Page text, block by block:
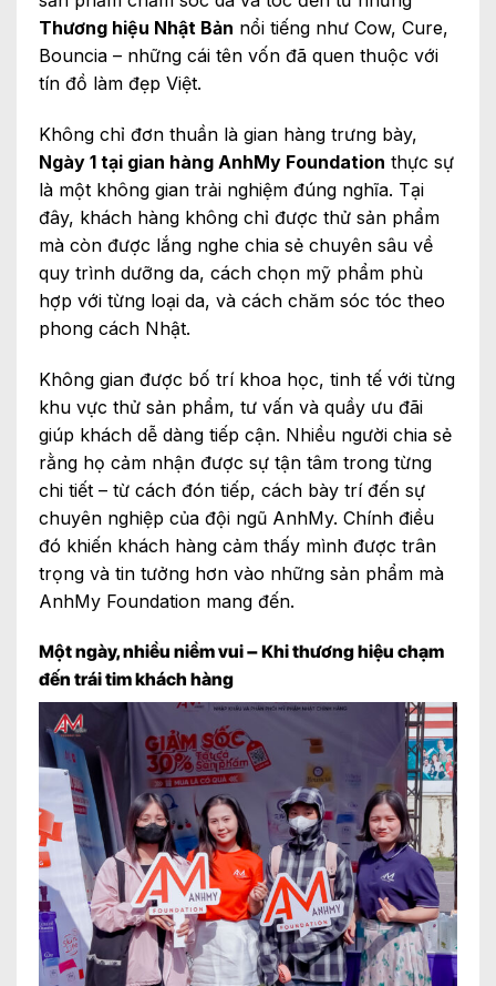
Thương hiệu Nhật Bản nổi tiếng như Cow, Cure,
Bouncia – những cái tên vốn đã quen thuộc với
tín đồ làm đẹp Việt.
Không chỉ đơn thuần là gian hàng trưng bày,
Ngày 1 tại gian hàng AnhMy Foundation thực sự
là một không gian trải nghiệm đúng nghĩa. Tại
đây, khách hàng không chỉ được thử sản phẩm
mà còn được lắng nghe chia sẻ chuyên sâu về
quy trình dưỡng da, cách chọn mỹ phẩm phù
hợp với từng loại da, và cách chăm sóc tóc theo
phong cách Nhật.
Không gian được bố trí khoa học, tinh tế với từng
khu vực thử sản phẩm, tư vấn và quầy ưu đãi
giúp khách dễ dàng tiếp cận. Nhiều người chia sẻ
rằng họ cảm nhận được sự tận tâm trong từng
chi tiết – từ cách đón tiếp, cách bày trí đến sự
chuyên nghiệp của đội ngũ AnhMy. Chính điều
đó khiến khách hàng cảm thấy mình được trân
trọng và tin tưởng hơn vào những sản phẩm mà
AnhMy Foundation mang đến.
Một ngày, nhiều niềm vui – Khi thương hiệu chạm
đến trái tim khách hàng